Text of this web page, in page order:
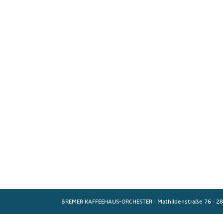
BREMER KAFFEEHAUS-ORCHESTER · Mathildenstraße 76 ·